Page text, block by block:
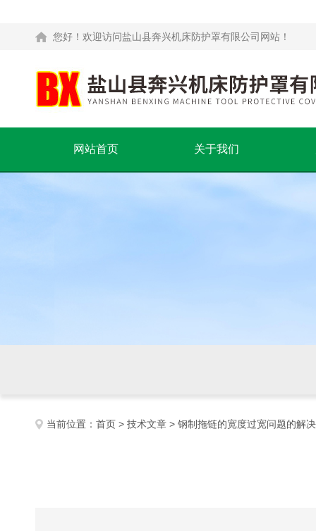
您好！欢迎访问盐山县奔兴机床防护罩有限公司网站！
网站首页 关于我们
当前位置： 首页 > 技术文章 > 钢制拖链的宽度过宽问题的解